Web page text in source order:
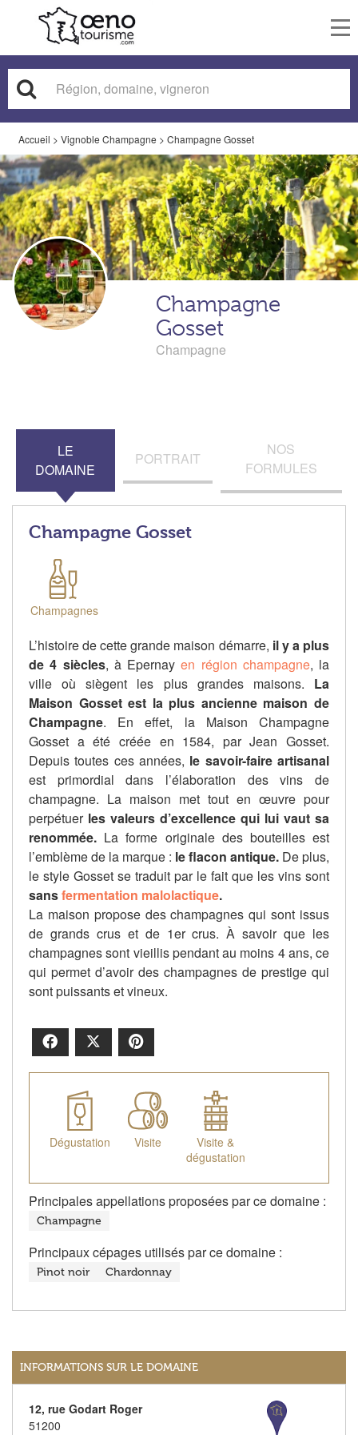
Accueil > Vignoble Champagne > Champagne Gosset
Champagne
Gosset
Champagne
LE
DOMAINE
PORTRAIT
NOS
FORMULES
Champagne Gosset
Champagnes
L’histoire de cette grande maison démarre, il y a plus
de 4 siècles, à Epernay en région champagne, la
ville où siègent les plus grandes maisons. La
Maison Gosset est la plus ancienne maison de
Champagne. En effet, la Maison Champagne
Gosset a été créée en 1584, par Jean Gosset.
Depuis toutes ces années, le savoir-faire artisanal
est primordial dans l’élaboration des vins de
champagne. La maison met tout en œuvre pour
perpétuer les valeurs d’excellence qui lui vaut sa
renommée. La forme originale des bouteilles est
l’emblème de la marque : le flacon antique. De plus,
le style Gosset se traduit par le fait que les vins sont
sansfermentation malolactique.
La maison propose des champagnes qui sont issus
de grands crus et de 1er crus. À savoir que les
champagnes sont vieillis pendant au moins 4 ans, ce
qui permet d’avoir des champagnes de prestige qui
sont puissants et vineux.
Facebook
Dégustation Visite
Visite &
dégustation
Principales appellations proposées par ce domaine :
Champagne
Principaux cépages utilisés par ce domaine :
Pinot noir Chardonnay
INFORMATIONS SUR LE DOMAINE
12, rue Godart Roger
51200